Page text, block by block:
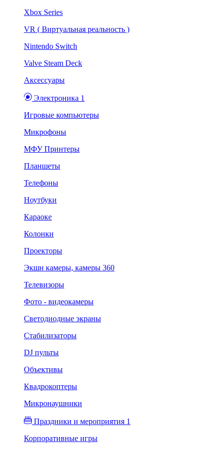
Xbox Series
VR ( Виртуальная реальность )
Nintendo Switch
Valve Steam Deck
Аксессуары
Электроника 1
Игровые компьютеры
Микрофоны
МФУ Принтеры
Планшеты
Телефоны
Ноутбуки
Караоке
Колонки
Проекторы
Экшн камеры, камеры 360
Телевизоры
Фото - видеокамеры
Светодиодные экраны
Стабилизаторы
DJ пульты
Объективы
Квадрокоптеры
Микронаушники
Праздники и мероприятия 1
Корпоративные игры